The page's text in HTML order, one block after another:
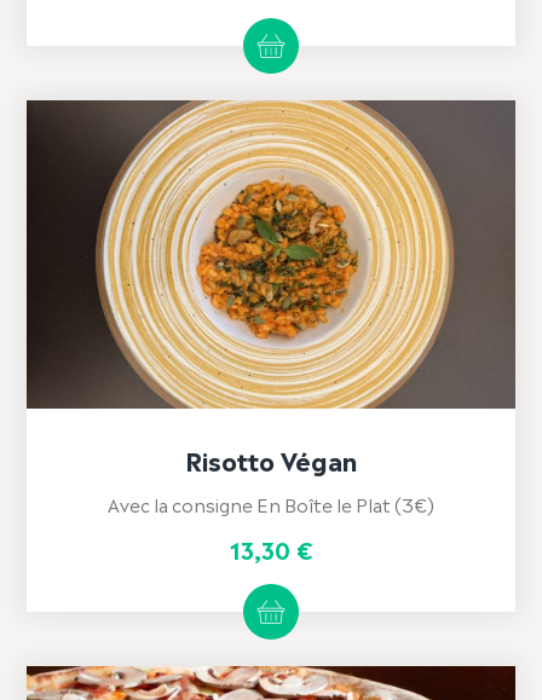
Risotto Végan
Avec la consigne En Boîte le Plat (3€)
13,30 €